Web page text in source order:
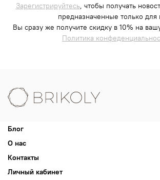
Зарегистрируйтесь, чтобы получать
предназначенные только для
Вы сразу же получите скидку в 10% на
Политика
Блог
О нас
Контакты
Личный кабинет